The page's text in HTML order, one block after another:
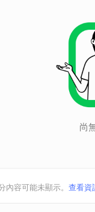
尚
內容可能未顯示。 查看資